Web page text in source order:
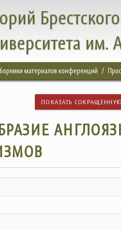
им.
материалов конференций
ПОКАЗАТЬ